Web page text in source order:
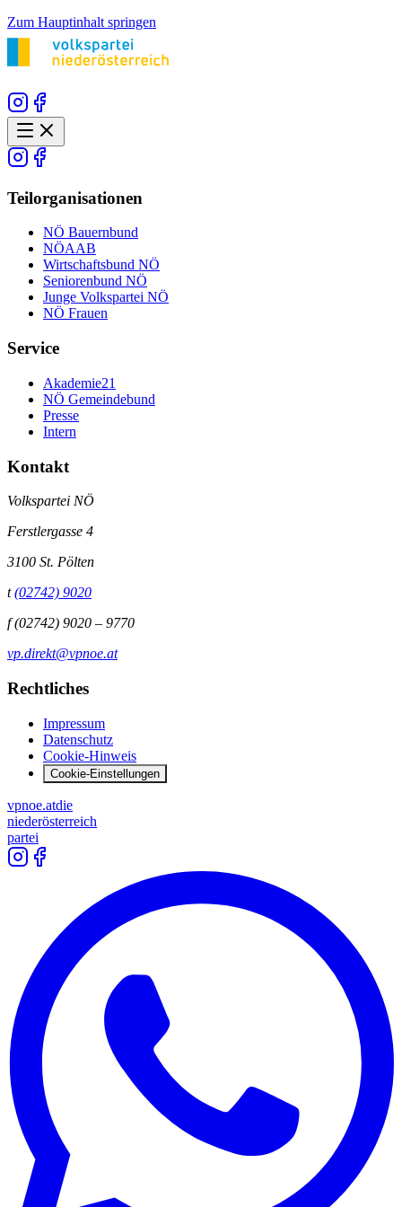
Zum Hauptinhalt springen
Teilorganisationen
NÖ Bauernbund
NÖAAB
Wirtschaftsbund NÖ
Seniorenbund NÖ
Junge Volkspartei NÖ
NÖ Frauen
Service
Akademie21
NÖ Gemeindebund
Presse
Intern
Kontakt
Volkspartei NÖ
Ferstlergasse 4
3100 St. Pölten
t (02742) 9020
f (02742) 9020 – 9770
vp.direkt@vpnoe.at
Rechtliches
Impressum
Datenschutz
Cookie-Hinweis
Cookie-Einstellungen
vpnoe.atdie
niederösterreich
partei